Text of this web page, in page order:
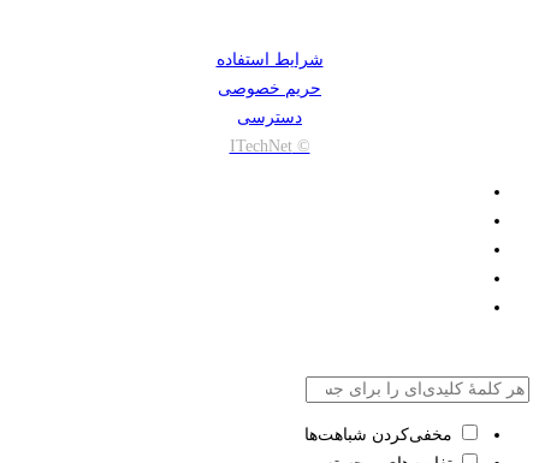
شرایط استفاده
حریم خصوصی
دسترسی
© ITechNet
مخفی‌کردن شباهت‌ها